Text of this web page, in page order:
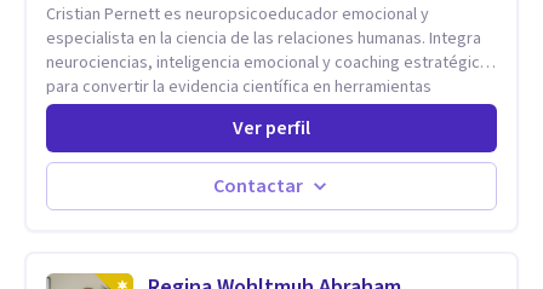
Cristian Pernett es neuropsicoeducador emocional y
especialista en la ciencia de las relaciones humanas. Integra
neurociencias, inteligencia emocional y coaching estratégico
para convertir la evidencia científica en herramientas
prácticas que mejoran la forma en que las personas viven,
aman, lideran y se comunican. Con más de 20 años de
experiencia, acompaña a personas, parejas y líderes en
procesos de desarrollo personal y profesional. Su trabajo se
centra en la regulación emocional, las relaciones de pareja, la
neurociencias y estrategias de cambio basadas en evidencia
Ver perfil
Contactar